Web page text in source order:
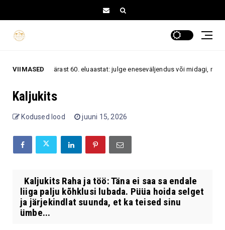
VIIMASEDpärast 60. eluaastat: julge eneseväljendus või midagi, mida
Kaljukits
Kodused lood juuni 15, 2026
Kaljukits Raha ja töö: Täna ei saa sa endale
liiga palju kõhklusi lubada. Püüa hoida selget
ja järjekindlat suunda, et ka teised sinu
ümbe...